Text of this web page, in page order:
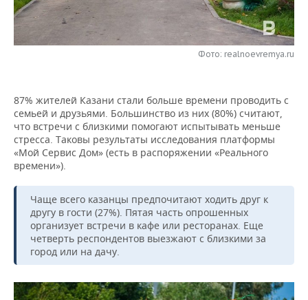
НЕФТЕХИМИЯ
НЕФТЬ
ЭНЕРГЕТИКА
РОЗНИЧНАЯ ТОРГОВЛЯ
НОВОСТИ ТЕХНОЛОГИЙ
ТЕЛЕКОММУНИКАЦИИ
МЕРОПРИЯТИЯ
БИЗНЕС-БРАНЧИ
ONLINE-КОНФЕРЕНЦИИ
ОТКРЫТАЯ ЛЕКЦИЯ
ФУТБОЛ
ХОККЕЙ
БАСКЕТБОЛ
ВОЛЕЙБОЛ
КИБЕРСПОРТ
ФИГУРНОЕ КАТАНИЕ
НОВОСТИ ОБЩЕСТВА
ВЛАСТЬ
ИНФРАСТРУКТУРА
ИСТОРИЯ
КУЛЬТУРА
МЕДИЦИНА
ФОТОГАЛЕРЕЯ
СЮЖЕТЫ
СПРАВОЧНИК
СПИСОК ПЕРСОН
СПИСОК КОМПАНИЙ
ПОЛНАЯ ВЕРСИЯ
Фото: realnoevremya.ru
87% жителей Казани стали больше времени проводить с
семьей и друзьями. Большинство из них (80%) считают,
что встречи с близкими помогают испытывать меньше
стресса. Таковы результаты исследования платформы
«Мой Сервис Дом» (есть в распоряжении «Реального
времени»).
Чаще всего казанцы предпочитают ходить друг к
другу в гости (27%). Пятая часть опрошенных
организует встречи в кафе или ресторанах. Еще
четверть респондентов выезжают с близкими за
город или на дачу.